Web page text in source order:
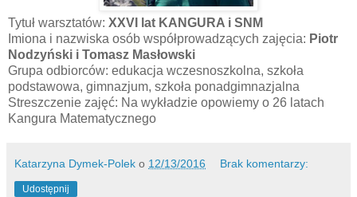
Tytuł warsztatów: XXVI lat KANGURA i SNM
Imiona i nazwiska osób współprowadzących zajęcia: Piotr
Nodzyński i Tomasz Masłowski
Grupa odbiorców: edukacja wczesnoszkolna, szkoła
podstawowa, gimnazjum, szkoła ponadgimnazjalna
Streszczenie zajęć: Na wykładzie opowiemy o 26 latach
Kangura Matematycznego
Katarzyna Dymek-Polek o 12/13/2016 Brak komentarzy:
Udostępnij